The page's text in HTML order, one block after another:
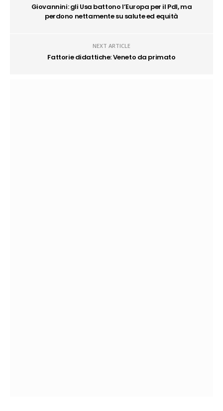
Giovannini: gli Usa battono l’Europa per il Pdl, ma
perdono nettamente su salute ed equità
NEXT ARTICLE
Fattorie didattiche: Veneto da primato